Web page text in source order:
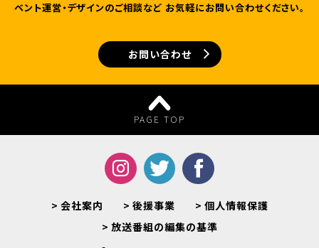
ベント運営・デザインのご相談など お気軽にお問い合わせください。
お問い合わせ
PAGE TOP
会社案内 後援事業
個人情報保護
放送番組の編集の基準